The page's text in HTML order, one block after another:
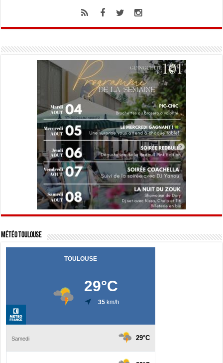
Météo Toulouse